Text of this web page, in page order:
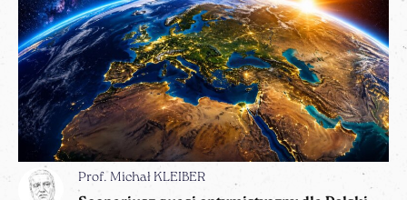
Prof. Michał KLEIBER